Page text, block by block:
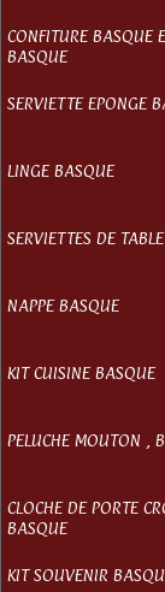
CONFITURE BASQUE
BASQUE
SERVIETTE EPONGE
LINGE BASQUE
SERVIETTES DE
NAPPE BASQUE
KIT CUISINE BASQUE
PELUCHE MOUTON ,
CLOCHE DE PORTE
BASQUE
KIT SOUVENIR